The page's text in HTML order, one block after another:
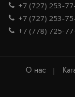
+7 (727) 253-
+7 (727) 253-
+7 (778) 725-
О нас